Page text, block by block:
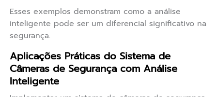
Esses exemplos demonstram como a análise
inteligente pode ser um diferencial significativo na
segurança.
Aplicações Práticas do Sistema de
Câmeras de Segurança com Análise
Inteligente